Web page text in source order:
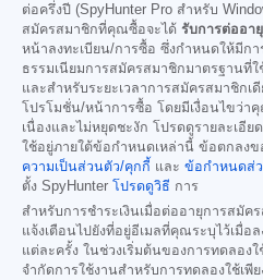
ต่อครึ่งปี (SpyHunter Pro สำหรับ
สมัครสมาชิกที่คุณซื้อจะได้ รับการต่ออา
หน้าลงทะเบียน/การซื้อ ซึ่งกำหนดให้มีก
ธรรมเนียมการสมัครสมาชิกมาตรฐาน
และสำหรับระยะเวลาการสมัครสมาชิกเ
โปรโมชั่น/หน้าการซื้อ โดยมีเงื่อนไขว่า
เนื่องและไม่หยุดชะงัก โปรดดูรายละเอี
ใช้อยู่ภายใต้ข้อกำหนดเหล่านี้ ข้อตกลง
ความเป็นส่วนตัว/คุกกี้ และ ข้อกำหนดส่
ตั้ง SpyHunter โปรดดูวิธี การ
สำหรับการชำระเงินเมื่อต่ออายุการสมัค
แจ้งเตือนไปยังที่อยู่อีเมลที่คุณระบุไว้เมื่อ
แต่ละครั้ง ในช่วงเริ่มต้นของการทดลอง
จำกัดการใช้งานสำหรับการทดลองใช้เพี